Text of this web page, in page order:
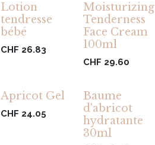
Lotion
tendresse
bébé
CHF 26.83
Moisturizing
Tenderness
Face Cream
100ml
CHF 29.60
Apricot Gel
CHF 24.05
Baume
d'abricot
hydratante
30ml